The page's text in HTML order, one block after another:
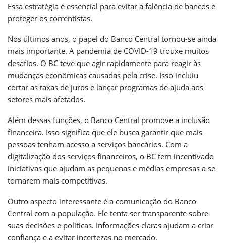
Essa estratégia é essencial para evitar a falência de bancos e
proteger os correntistas.
Nos últimos anos, o papel do Banco Central tornou-se ainda
mais importante. A pandemia de COVID-19 trouxe muitos
desafios. O BC teve que agir rapidamente para reagir às
mudanças econômicas causadas pela crise. Isso incluiu
cortar as taxas de juros e lançar programas de ajuda aos
setores mais afetados.
Além dessas funções, o Banco Central promove a inclusão
financeira. Isso significa que ele busca garantir que mais
pessoas tenham acesso a serviços bancários. Com a
digitalização dos serviços financeiros, o BC tem incentivado
iniciativas que ajudam as pequenas e médias empresas a se
tornarem mais competitivas.
Outro aspecto interessante é a comunicação do Banco
Central com a população. Ele tenta ser transparente sobre
suas decisões e políticas. Informações claras ajudam a criar
confiança e a evitar incertezas no mercado.